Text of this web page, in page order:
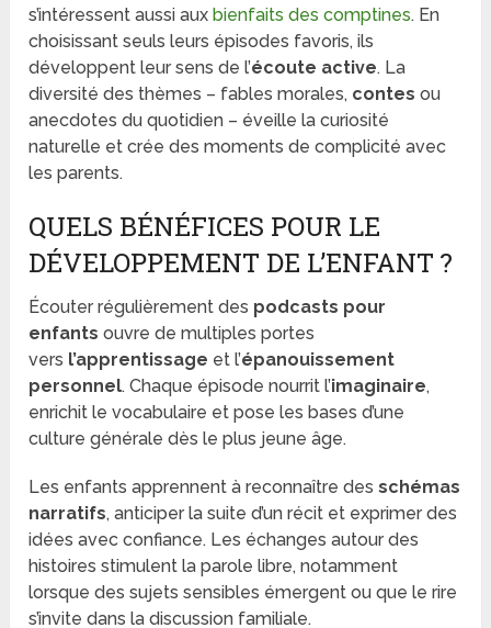
s’intéressent aussi auxbienfaits des comptines. En
choisissant seuls leurs épisodes favoris, ils
développent leur sens de l’écoute active. La
diversité des thèmes – fables morales, contes ou
anecdotes du quotidien – éveille la curiosité
naturelle et crée des moments de complicité avec
les parents.
QUELS BÉNÉFICES POUR LE
DÉVELOPPEMENT DE L’ENFANT ?
Écouter régulièrement des podcasts pour
enfants ouvre de multiples portes
vers l’apprentissage et l’épanouissement
personnel. Chaque épisode nourrit l’imaginaire,
enrichit le vocabulaire et pose les bases d’une
culture générale dès le plus jeune âge.
Les enfants apprennent à reconnaître desschémas
narratifs, anticiper la suite d’un récit et exprimer des
idées avec confiance. Les échanges autour des
histoires stimulent la parole libre, notamment
lorsque des sujets sensibles émergent ou que le rire
s’invite dans la discussion familiale.